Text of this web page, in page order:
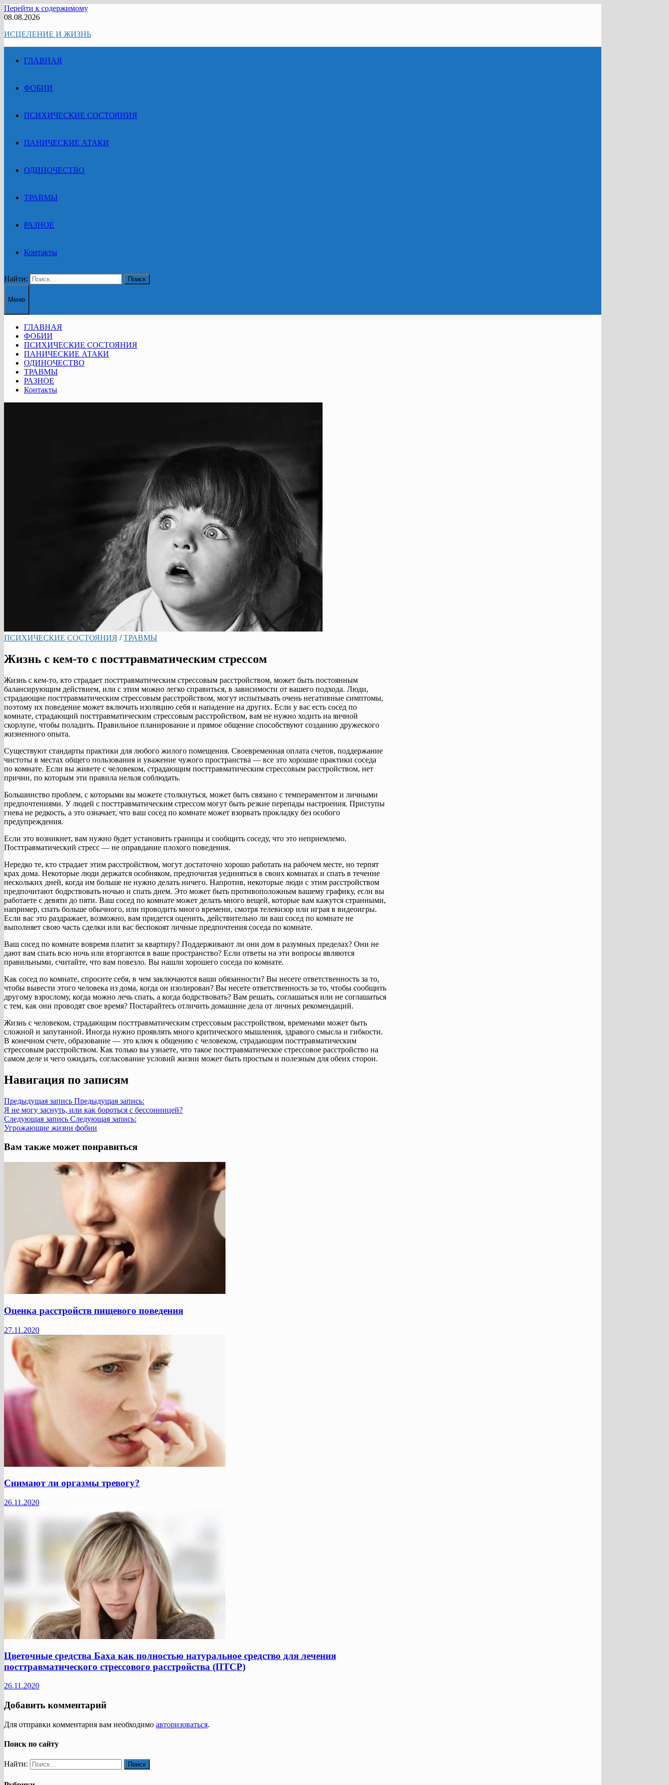
Перейти к содержимому
08.08.2026
ИСЦЕЛЕНИЕ И ЖИЗНЬ
ГЛАВНАЯ
ФОБИИ
ПСИХИЧЕСКИЕ СОСТОЯНИЯ
ПАНИЧЕСКИЕ АТАКИ
ОДИНОЧЕСТВО
ТРАВМЫ
РАЗНОЕ
Контакты
Найти:
Меню
ГЛАВНАЯ
ФОБИИ
ПСИХИЧЕСКИЕ СОСТОЯНИЯ
ПАНИЧЕСКИЕ АТАКИ
ОДИНОЧЕСТВО
ТРАВМЫ
РАЗНОЕ
Контакты
ПСИХИЧЕСКИЕ СОСТОЯНИЯ /ТРАВМЫ
Жизнь с кем-то с посттравматическим стрессом
Жизнь с кем-то, кто страдает посттравматическим стрессовым расстройством, может быть постоянным
балансирующим действием, или с этим можно легко справиться, в зависимости от вашего подхода. Люди,
страдающие посттравматическим стрессовым расстройством, могут испытывать очень негативные симптомы,
поэтому их поведение может включать изоляцию себя и нападение на других. Если у вас есть сосед по
комнате, страдающий посттравматическим стрессовым расстройством, вам не нужно ходить на яичной
скорлупе, чтобы поладить. Правильное планирование и прямое общение способствуют созданию дружеского
жизненного опыта.
Существуют стандарты практики для любого жилого помещения. Своевременная оплата счетов, поддержание
чистоты в местах общего пользования и уважение чужого пространства — все это хорошие практики соседа
по комнате. Если вы живете с человеком, страдающим посттравматическим стрессовым расстройством, нет
причин, по которым эти правила нельзя соблюдать.
Большинство проблем, с которыми вы можете столкнуться, может быть связано с темпераментом и личными
предпочтениями. У людей с посттравматическим стрессом могут быть резкие перепады настроения. Приступы
гнева не редкость, а это означает, что ваш сосед по комнате может взорвать прокладку без особого
предупреждения.
Если это возникнет, вам нужно будет установить границы и сообщить соседу, что это неприемлемо.
Посттравматический стресс — не оправдание плохого поведения.
Нередко те, кто страдает этим расстройством, могут достаточно хорошо работать на рабочем месте, но терпят
крах дома. Некоторые люди держатся особняком, предпочитая уединяться в своих комнатах и ​​спать в течение
нескольких дней, когда им больше не нужно делать ничего. Напротив, некоторые люди с этим расстройством
предпочитают бодрствовать ночью и спать днем. Это может быть противоположным вашему графику, если вы
работаете с девяти до пяти. Ваш сосед по комнате может делать много вещей, которые вам кажутся странными,
например, спать больше обычного, или проводить много времени, смотря телевизор или играя в видеоигры.
Если вас это раздражает, возможно, вам придется оценить, действительно ли ваш сосед по комнате не
выполняет свою часть сделки или вас беспокоят личные предпочтения соседа по комнате.
Ваш сосед по комнате вовремя платит за квартиру? Поддерживают ли они дом в разумных пределах? Они не
дают вам спать всю ночь или вторгаются в ваше пространство? Если ответы на эти вопросы являются
правильными, считайте, что вам повезло. Вы нашли хорошего соседа по комнате.
Как сосед по комнате, спросите себя, в чем заключаются ваши обязанности? Вы несете ответственность за то,
чтобы вывести этого человека из дома, когда он изолирован? Вы несете ответственность за то, чтобы сообщить
другому взрослому, когда можно лечь спать, а когда бодрствовать? Вам решать, соглашаться или не соглашаться
с тем, как они проводят свое время? Постарайтесь отличить домашние дела от личных рекомендаций.
Жизнь с человеком, страдающим посттравматическим стрессовым расстройством, временами может быть
сложной и запутанной. Иногда нужно проявлять много критического мышления, здравого смысла и гибкости.
В конечном счете, образование — это ключ к общению с человеком, страдающим посттравматическим
стрессовым расстройством. Как только вы узнаете, что такое посттравматическое стрессовое расстройство на
самом деле и чего ожидать, согласование условий жизни может быть простым и полезным для обеих сторон.
Навигация по записям
Предыдущая запись Предыдущая запись:
Я не могу заснуть, или как бороться с бессонницей?
Следующая запись Следующая запись:
Угрожающие жизни фобии
Вам также может понравиться
Оценка расстройств пищевого поведения
27.11.2020
Снимают ли оргазмы тревогу?
26.11.2020
Цветочные средства Баха как полностью натуральное средство для лечения
посттравматического стрессового расстройства (ПТСР)
26.11.2020
Добавить комментарий
Для отправки комментария вам необходимо авторизоваться.
Поиск по сайту
Найти: